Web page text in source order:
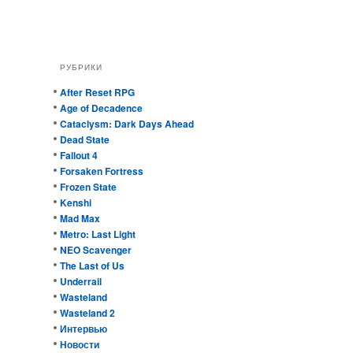
РУБРИКИ
After Reset RPG
Age of Decadence
Cataclysm: Dark Days Ahead
Dead State
Fallout 4
Forsaken Fortress
Frozen State
Kenshi
Mad Max
Metro: Last Light
NEO Scavenger
The Last of Us
Underrail
Wasteland
Wasteland 2
Интервью
Новости